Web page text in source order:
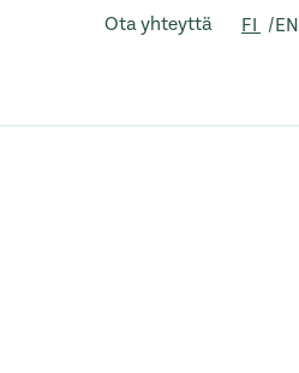
Ota yhteyttä FI EN